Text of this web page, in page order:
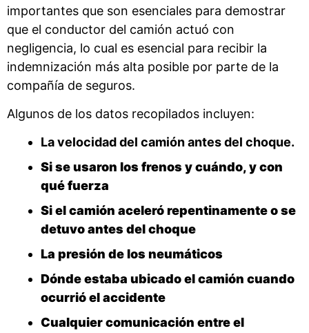
importantes que son esenciales para demostrar
que el conductor del camión actuó con
negligencia, lo cual es esencial para recibir la
indemnización más alta posible por parte de la
compañía de seguros.
Algunos de los datos recopilados incluyen:
La velocidad del camión antes del choque.
Si se usaron los frenos y cuándo, y con
qué fuerza
Si el camión aceleró repentinamente o se
detuvo antes del choque
La presión de los neumáticos
Dónde estaba ubicado el camión cuando
ocurrió el accidente
Cualquier comunicación entre el